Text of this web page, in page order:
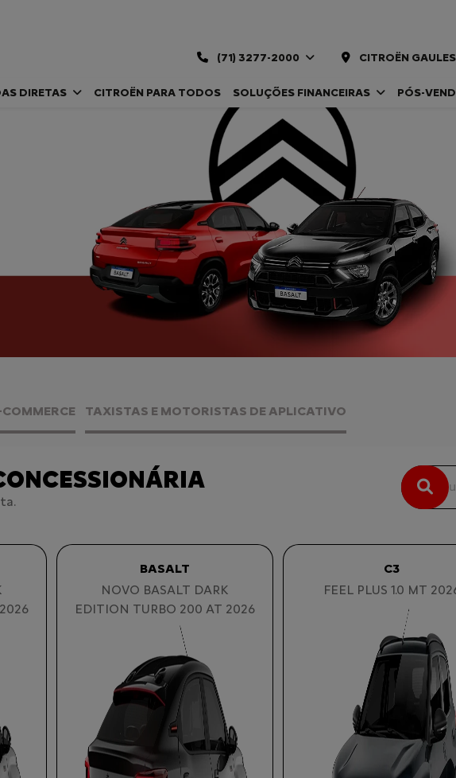
(71) 3277-2000 CITROËN
DIRETAS CITROËN PARA TODOS SOLUÇÕES FINANCEIRAS PÓS-
COMMERCE TAXISTAS E MOTORISTAS DE APLICATIVO
BASALT
NOVO BASALT DARK
EDITION TURBO 200 AT 2026
C3
FEEL PLUS 1.0 MT